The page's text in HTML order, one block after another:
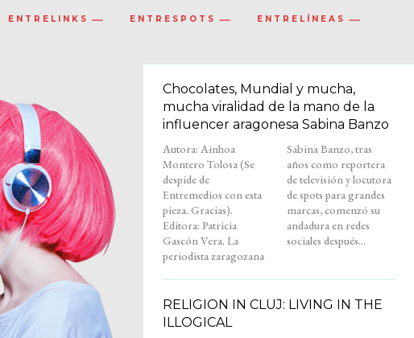
ENTRELINKS ENTRESPOTS ENTRELÍNEAS
Chocolates, Mundial y mucha,
mucha viralidad de la mano de la
influencer aragonesa Sabina Banzo
Autora: Ainhoa
Montero Tolosa (Se
despide de
Entremedios con esta
pieza. Gracias).
Editora: Patricia
Gascón Vera. La
periodista zaragozana
Sabina Banzo, tras
años como reportera
de televisión y locutora
de spots para grandes
marcas, comenzó su
andadura en redes
sociales después...
RELIGION IN CLUJ: LIVING IN THE
ILLOGICAL